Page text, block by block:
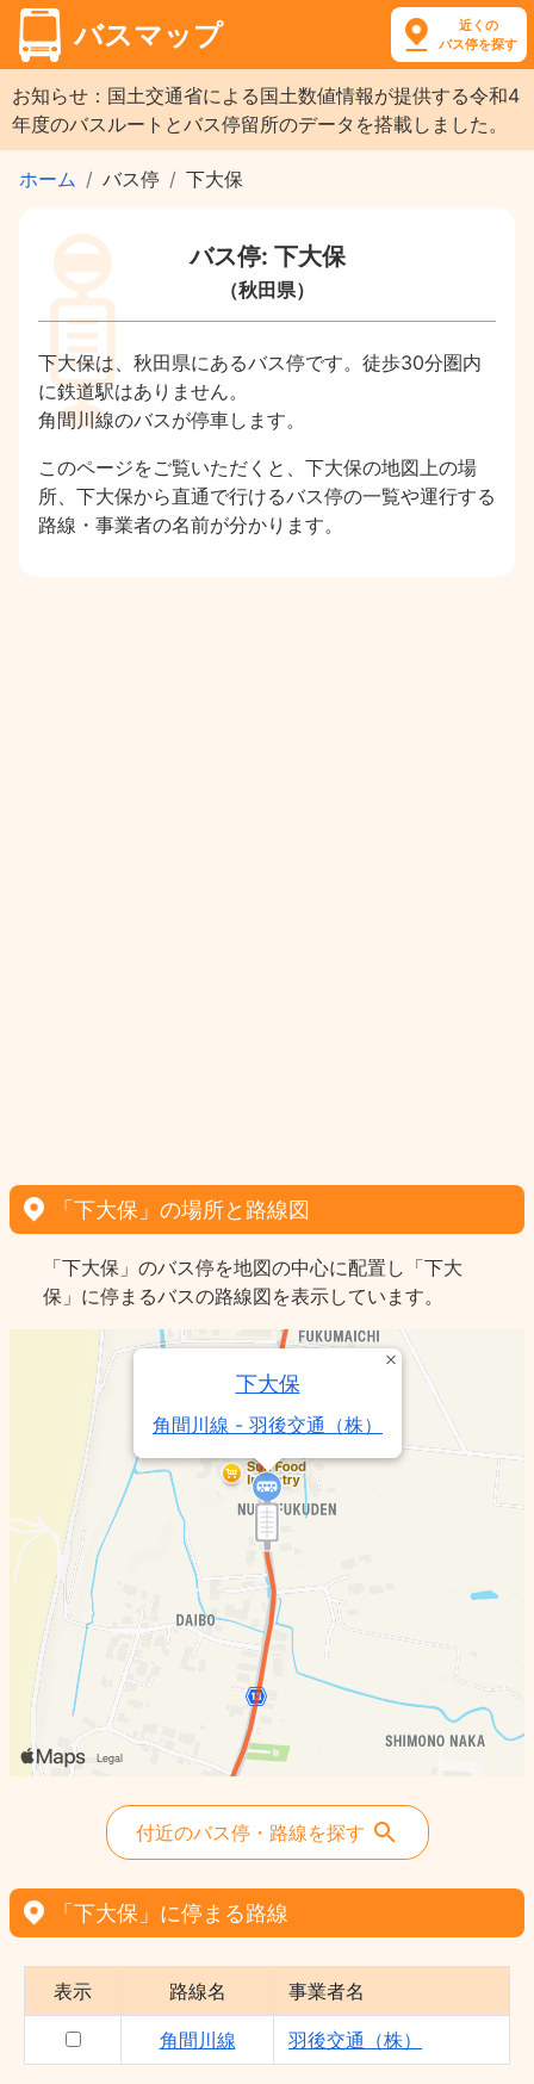
バスマップ
近くの
バス停を探す
お知らせ：国土交通省による国土数値情報が提供する令和4
年度のバスルートとバス停留所のデータを搭載しました。
ホーム バス停 下大保
バス停: 下大保
（秋田県）
下大保は、秋田県にあるバス停です。徒歩30分圏内
に鉄道駅はありません。
角間川線のバスが停車します。
このページをご覧いただくと、下大保の地図上の場
所、下大保から直通で行けるバス停の一覧や運行する
路線・事業者の名前が分かります。
「下大保」の場所と路線図
「下大保」のバス停を地図の中心に配置し「下大
保」に停まるバスの路線図を表示しています。
下大保
角間川線 - 羽後交通（株）
付近のバス停・路線を探す
「下大保」に停まる路線
表示 路線名 事業者名
角間川線 羽後交通（株）